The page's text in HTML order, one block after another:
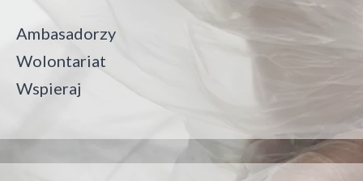
Ambasadorzy
Wolontariat
Wspieraj